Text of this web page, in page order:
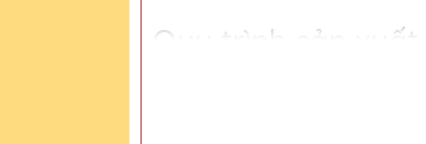
Quy trình sản xuất